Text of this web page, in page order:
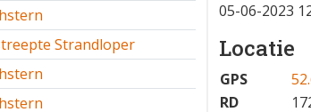
Strandloper
05-06-2023
Locatie
GPS
RD